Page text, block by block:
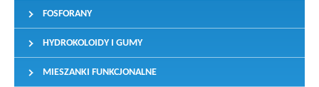
FOSFORANY
HYDROKOLOIDY I GUMY
MIESZANKI FUNKCJONALNE